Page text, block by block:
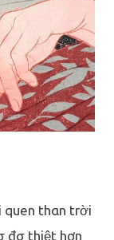
quen thαn trời
đσ thiệt hơn